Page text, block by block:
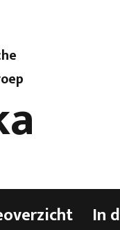
In